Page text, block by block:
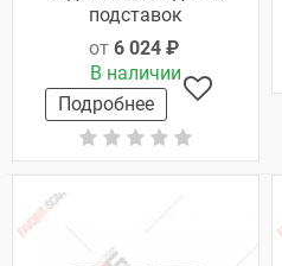
подставок
от 6 024 ₽
В наличии
Подробнее